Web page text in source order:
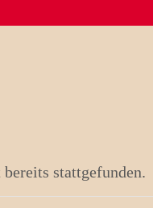
stattgefunden.